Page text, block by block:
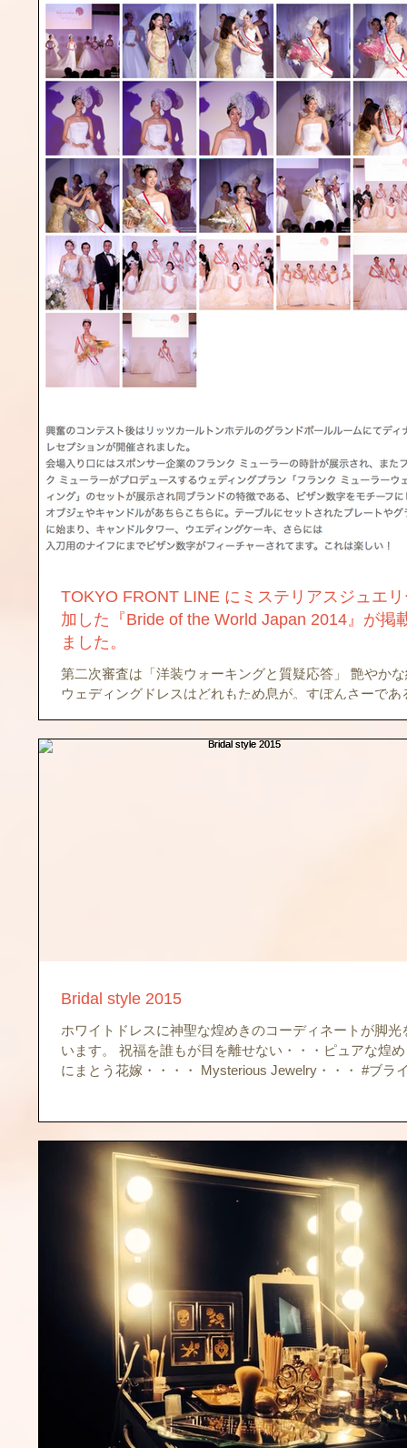
TOKYO FRONT LINE にミステリアスジュエ
加した『Bride of the World Japan 2014』が掲
ました。
第二次審査は「洋装ウォーキングと質疑応答」 艶やかな純白の
ウェディングドレスはどれもため息が。すぽんさーであ
Bridal style 2015
ホワイトドレスに神聖な煌めきのコーディネートが脚光
います。 祝福を誰もが目を離せない・・・ピュアな煌
にまとう花嫁・・・・ Mysterious Jewelry・・・ #ブラ